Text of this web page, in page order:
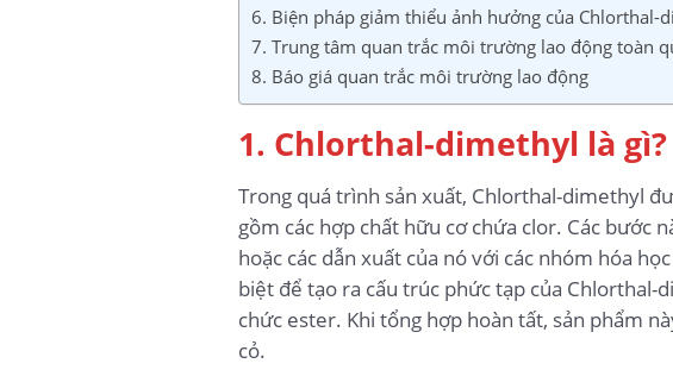
6. Biện pháp giảm thiểu ảnh hưởng của
7. Trung tâm quan trắc môi trường lao động toàn
8. Báo giá quan trắc môi trường lao động
1. Chlorthal-dimethyl là gì?
Trong quá trình sản xuất, Chlorthal-dimethyl
gồm các hợp chất hữu cơ chứa clor. Các
hoặc các dẫn xuất của nó với các nhóm hóa
biệt để tạo ra cấu trúc phức tạp của Chlorthal-
chức ester. Khi tổng hợp hoàn tất, sản phẩm
cỏ.